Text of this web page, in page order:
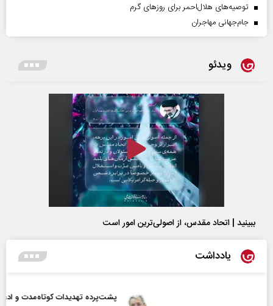
توصیه‌های هلال‌احمر برای روز‌های گرم
جام‌جهانی مهاجران
ویدئو
ببینید | اتحاد مقدس، از اصولی‌ترین امور است
یادداشت
پشت‌پرده تهدیدات کوتاه‏‌مدت و ادعا‌های خلاف واقع آمریکا